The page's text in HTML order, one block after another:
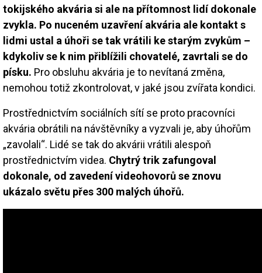
tokijského akvária si ale na přítomnost lidí dokonale
zvykla. Po nuceném uzavření akvária ale kontakt s
lidmi ustal a úhoři se tak vrátili ke starým zvykům –
kdykoliv se k nim přiblížili chovatelé, zavrtali se do
písku. Pro obsluhu akvária je to nevítaná změna,
nemohou totiž zkontrolovat, v jaké jsou zvířata kondici.
Prostřednictvím sociálních sítí se proto pracovníci
akvária obrátili na návštěvníky a vyzvali je, aby úhořům
„zavolali“. Lidé se tak do akvárii vrátili alespoň
prostřednictvím videa. Chytrý trik zafungoval
dokonale, od zavedení videohovorů se znovu
ukázalo světu přes 300 malých úhořů.